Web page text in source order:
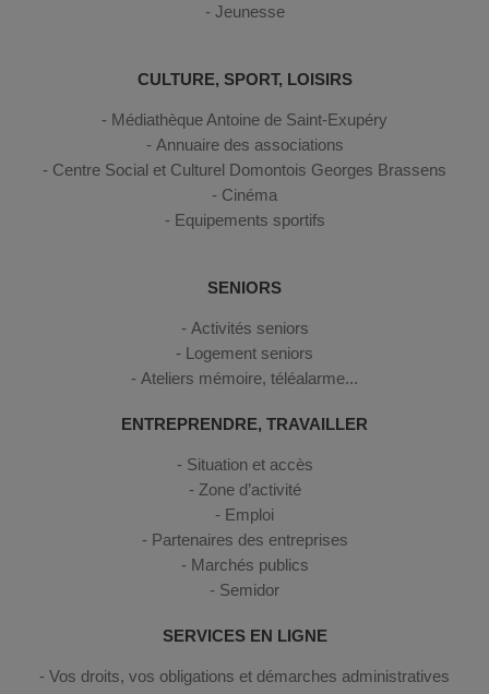
Jeunesse
CULTURE, SPORT, LOISIRS
Médiathèque Antoine de Saint-Exupéry
Annuaire des associations
Centre Social et Culturel Domontois Georges Brassens
Cinéma
Equipements sportifs
SENIORS
Activités seniors
Logement seniors
Ateliers mémoire, téléalarme...
ENTREPRENDRE, TRAVAILLER
Situation et accès
Zone d’activité
Emploi
Partenaires des entreprises
Marchés publics
Semidor
SERVICES EN LIGNE
Vos droits, vos obligations et démarches administratives